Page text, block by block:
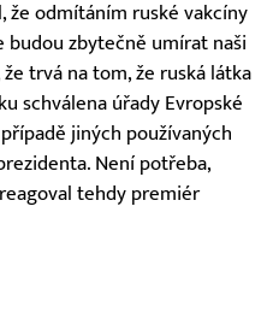
že odmítáním ruské vakcíny
budou zbytečně umírat naši
trvá na tom, že ruská látka
schválena úřady Evropské
jiných používaných
Není potřeba,
tehdy premiér